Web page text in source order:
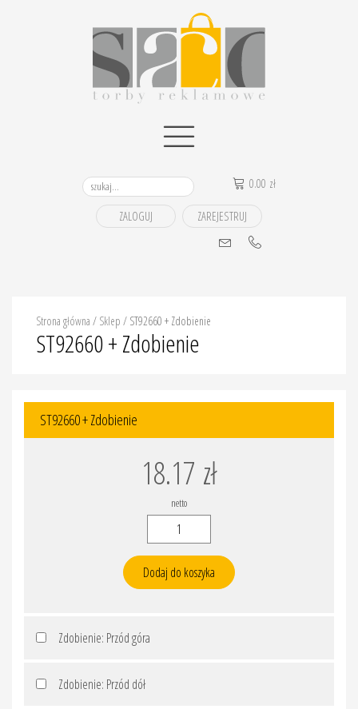
0.00 zł
ZALOGUJ ZAREJESTRUJ
Strona główna / Sklep / ST92660 + Zdobienie
ST92660 + Zdobienie
ST92660 + Zdobienie
18.17 zł
netto
ST92660
Zdobienie
Dodaj do koszyka
Zdobienie: Przód góra
Zdobienie: Przód dół